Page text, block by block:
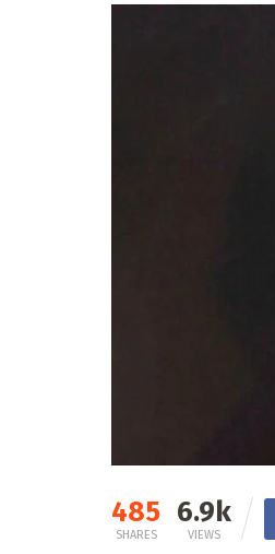
485
SHARES
6.9k
VIEWS